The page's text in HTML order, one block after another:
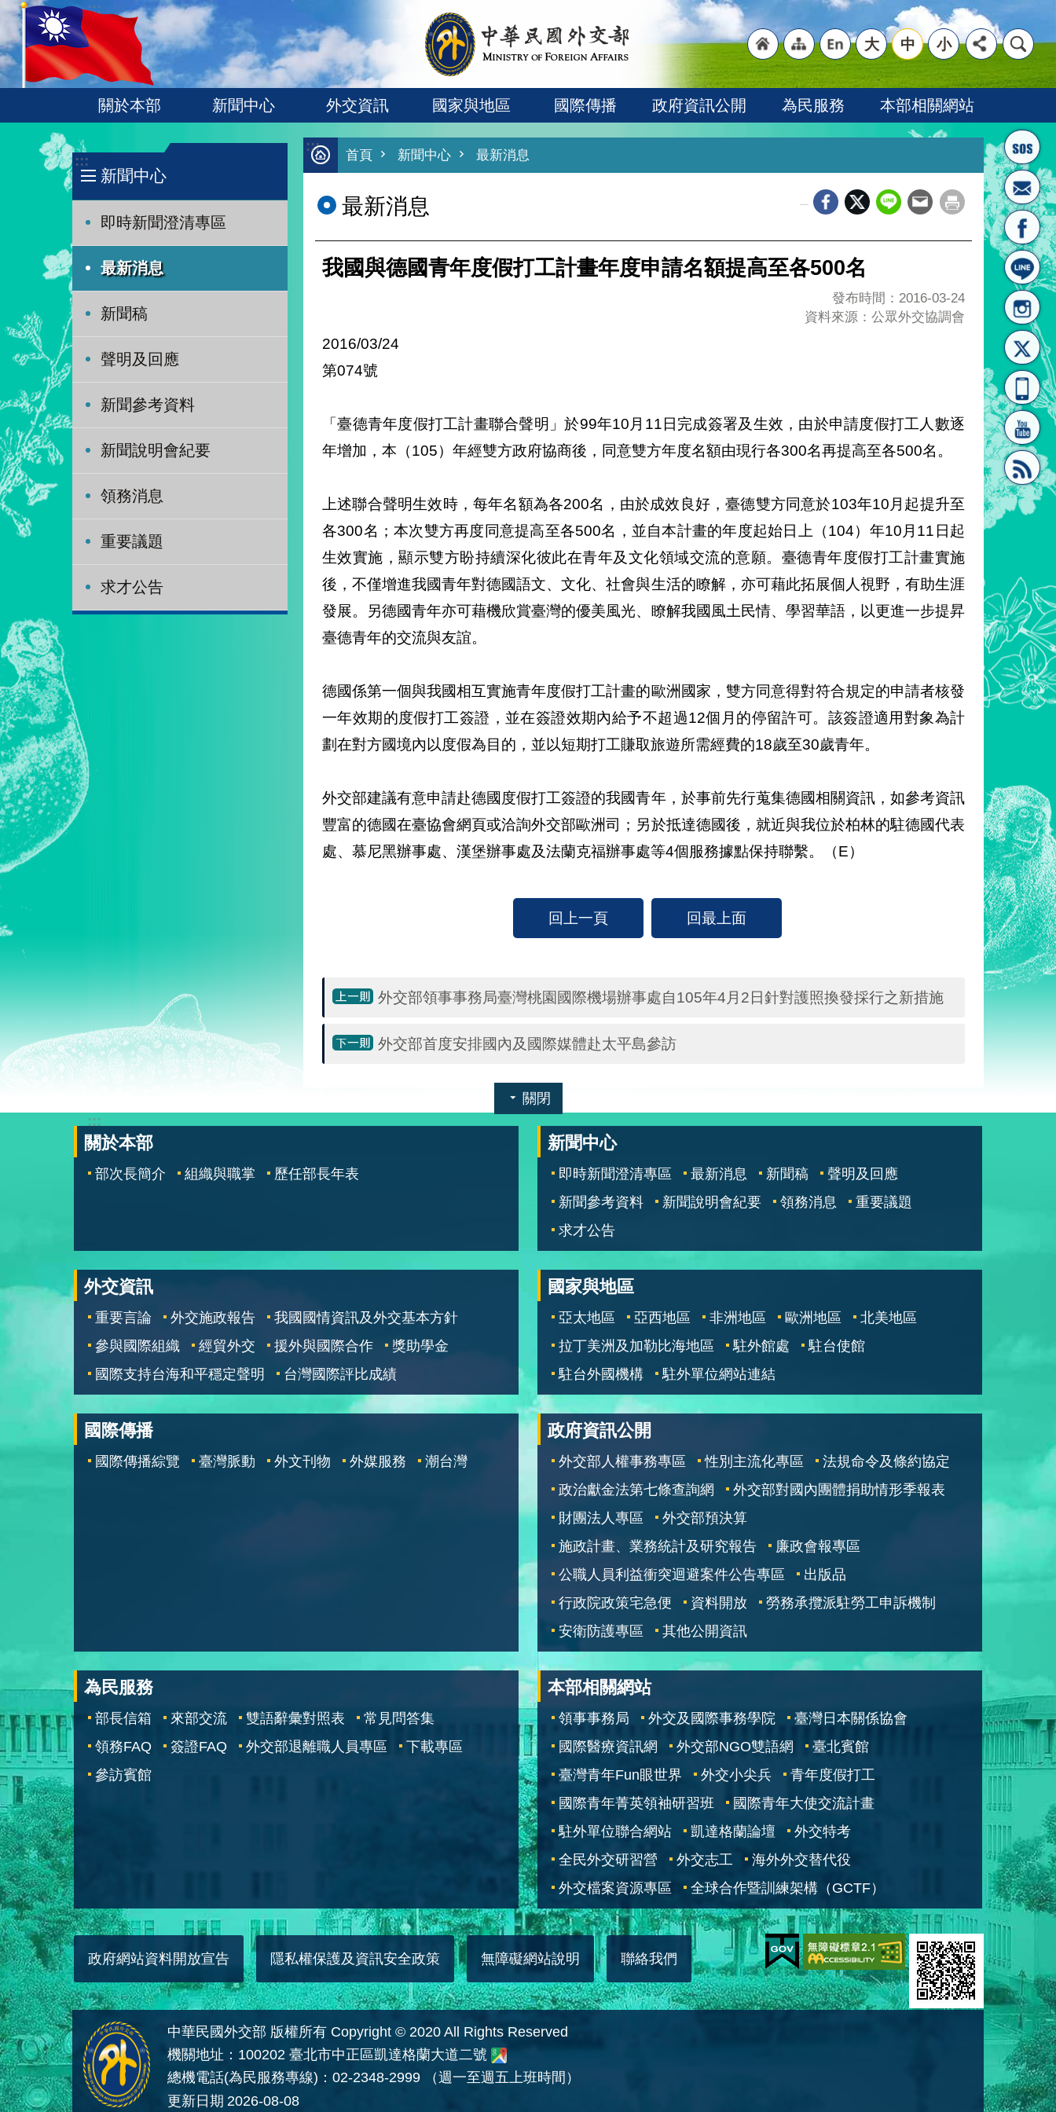
跳到主要內容區塊
:::
首頁
結]"
"網
站導
[連
"英
文語
大 中 小
關於本部 新聞中心 外交資訊 國家與地區 國際傳播 政府資訊公開 為民服務 本部相關網站
:::
新聞中心
即時新聞澄清專區
最新消息
新聞稿
聲明及回應
新聞參考資料
新聞說明會紀要
領務消息
重要議題
求才公告
:::
首頁 新聞中心 最新消息
最新消息
我國與德國青年度假打工計畫年度申請名額提高至各500名
發布時間：2016-03-24
資料來源：公眾外交協調會
2016/03/24
第074號
「臺德青年度假打工計畫聯合聲明」於99年10月11日完成簽署及生效，由於申請度假打工人數逐
年增加，本（105）年經雙方政府協商後，同意雙方年度名額由現行各300名再提高至各500名。
上述聯合聲明生效時，每年名額為各200名，由於成效良好，臺德雙方同意於103年10月起提升至
各300名；本次雙方再度同意提高至各500名，並自本計畫的年度起始日上（104）年10月11日起
生效實施，顯示雙方盼持續深化彼此在青年及文化領域交流的意願。臺德青年度假打工計畫實施
後，不僅增進我國青年對德國語文、文化、社會與生活的瞭解，亦可藉此拓展個人視野，有助生涯
發展。另德國青年亦可藉機欣賞臺灣的優美風光、瞭解我國風土民情、學習華語，以更進一步提昇
臺德青年的交流與友誼。
德國係第一個與我國相互實施青年度假打工計畫的歐洲國家，雙方同意得對符合規定的申請者核發
一年效期的度假打工簽證，並在簽證效期內給予不超過12個月的停留許可。該簽證適用對象為計
劃在對方國境內以度假為目的，並以短期打工賺取旅遊所需經費的18歲至30歲青年。
外交部建議有意申請赴德國度假打工簽證的我國青年，於事前先行蒐集德國相關資訊，如參考資訊
豐富的德國在臺協會網頁或洽詢外交部歐洲司；另於抵達德國後，就近與我位於柏林的駐德國代表
處、慕尼黑辦事處、漢堡辦事處及法蘭克福辦事處等4個服務據點保持聯繫。（E）
回上一頁 回最上面
外交部領事事務局臺灣桃園國際機場辦事處自105年4月2日針對護照換發採行之新措施
外交部首度安排國內及國際媒體赴太平島參訪
關閉
:::
關於本部
部次長簡介 組織與職掌 歷任部長年表
新聞中心
即時新聞澄清專區 最新消息 新聞稿
聲明及回應
新聞參考資料
新聞說明會紀要 領務消息
重要議題
求才公告
外交資訊
重要言論 外交施政報告
我國國情資訊及外交基本方針
參與國際組織
經貿外交 援外與國際合作
獎助學金
國際支持台海和平穩定聲明
台灣國際評比成績
國家與地區
亞太地區 亞西地區 非洲地區 歐洲地區
北美地區
拉丁美洲及加勒比海地區
駐外館處
駐台使館
駐台外國機構
駐外單位網站連結
國際傳播
國際傳播綜覽 臺灣脈動 外文刊物 外媒服務 潮台灣
政府資訊公開
外交部人權事務專區 性別主流化專區
法規命令及條約協定
政治獻金法第七條查詢網
外交部對國內團體捐助情形季報表
財團法人專區
外交部預決算
施政計畫、業務統計及研究報告
廉政會報專區
公職人員利益衝突迴避案件公告專區
出版品
行政院政策宅急便
資料開放
勞務承攬派駐勞工申訴機制
安衛防護專區
其他公開資訊
為民服務
部長信箱 來部交流 雙語辭彙對照表
常見問答集
領務FAQ
簽證FAQ 外交部退離職人員專區
下載專區
參訪賓館
本部相關網站
領事事務局 外交及國際事務學院
臺灣日本關係協會
國際醫療資訊網
外交部NGO雙語網
臺北賓館
臺灣青年Fun眼世界
外交小尖兵
青年度假打工
國際青年菁英領袖研習班
國際青年大使交流計畫
駐外單位聯合網站
凱達格蘭論壇
外交特考
全民外交研習營
外交志工
海外外交替代役
外交檔案資源專區
全球合作暨訓練架構（GCTF）
政府網站資料開放宣告 隱私權保護及資訊安全政策 無障礙網站說明 聯絡我們
中華民國外交部 版權所有 Copyright © 2020 All Rights Reserved
機關地址：100202 臺北市中正區凱達格蘭大道二號
總機電話(為民服務專線)：02-2348-2999 （週一至週五上班時間）
更新日期 2026-08-08